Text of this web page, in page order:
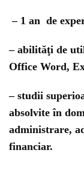
–1 an de
– abilităţi de
Office Word,
– studii
absolvite în
administrare,
financiar.